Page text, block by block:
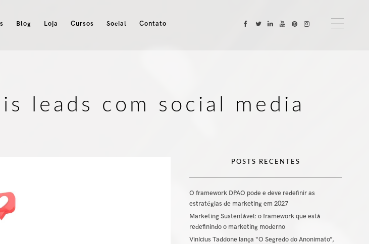
Blog Loja Cursos Social Contato
leads com social media
POSTS RECENTES
O framework DPAO pode e deve redefinir as
estratégias de marketing em 2027
Marketing Sustentável: o framework que está
redefinindo o marketing moderno
Vinícius Taddone lança “O Segredo do Anonimato”,